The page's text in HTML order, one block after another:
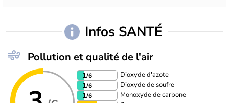
Infos SANTÉ
Pollution et qualité de l'air
1/6 Dioxyde d'azote
1/6 Dioxyde de soufre
1/6 Monoxyde de carbone